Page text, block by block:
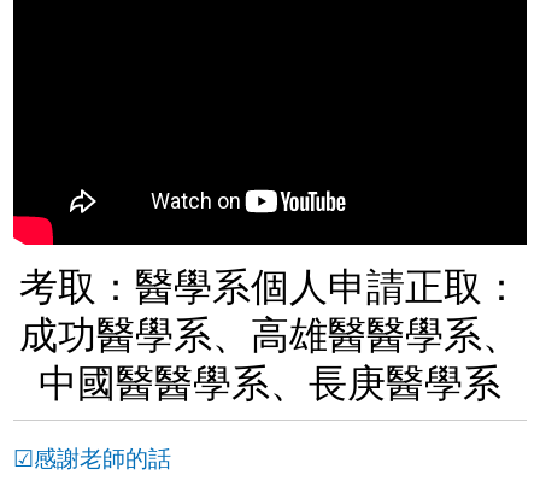
考取：醫學系個人申請正取：
成功醫學系、高雄醫醫學系、
中國醫醫學系、長庚醫學系
☑感謝老師的話